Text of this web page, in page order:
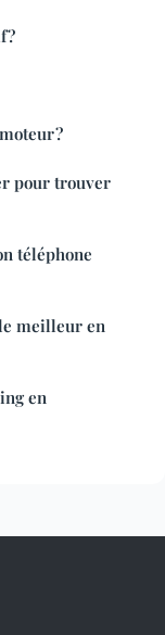
?
?
pour trouver
téléphone
meilleur en
en